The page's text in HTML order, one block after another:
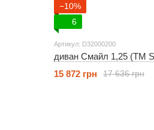
−10%
6
Артикул: D32000200
диван Смайл 1,25 (ТМ
17 636 грн
15 872 грн